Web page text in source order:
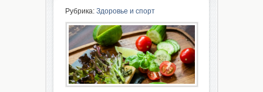
Рубрика: Здоровье и спорт